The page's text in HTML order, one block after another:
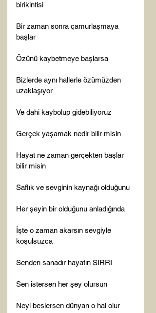
birikintisi
Bir zaman sonra çamurlaşmaya
başlar
Özünü kaybetmeye başlarsa
Bizlerde aynı hallerle özümüzden
uzaklaşıyor
Ve dahi kaybolup gidebiliyoruz
Gerçek yaşamak nedir bilir misin
Hayat ne zaman gerçekten başlar
bilir misin
Saflık ve sevginin kaynağı olduğunu
Her şeyin bir olduğunu anladığında
İşte o zaman akarsın sevgiyle
koşulsuzca
Senden sanadır hayatın SIRRI
Sen istersen her şey olursun
Neyi beslersen dünyan o hal olur